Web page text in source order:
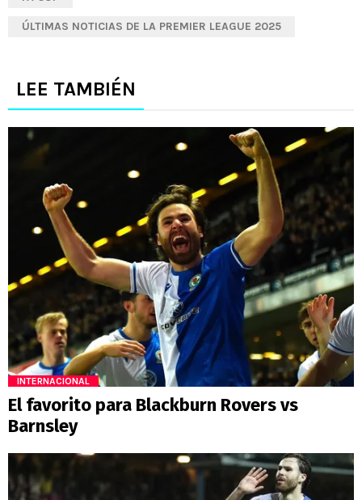
ÚLTIMAS NOTICIAS DE LA PREMIER LEAGUE 2025
LEE TAMBIÉN
INTERNACIONAL
El favorito para Blackburn Rovers vs
Barnsley